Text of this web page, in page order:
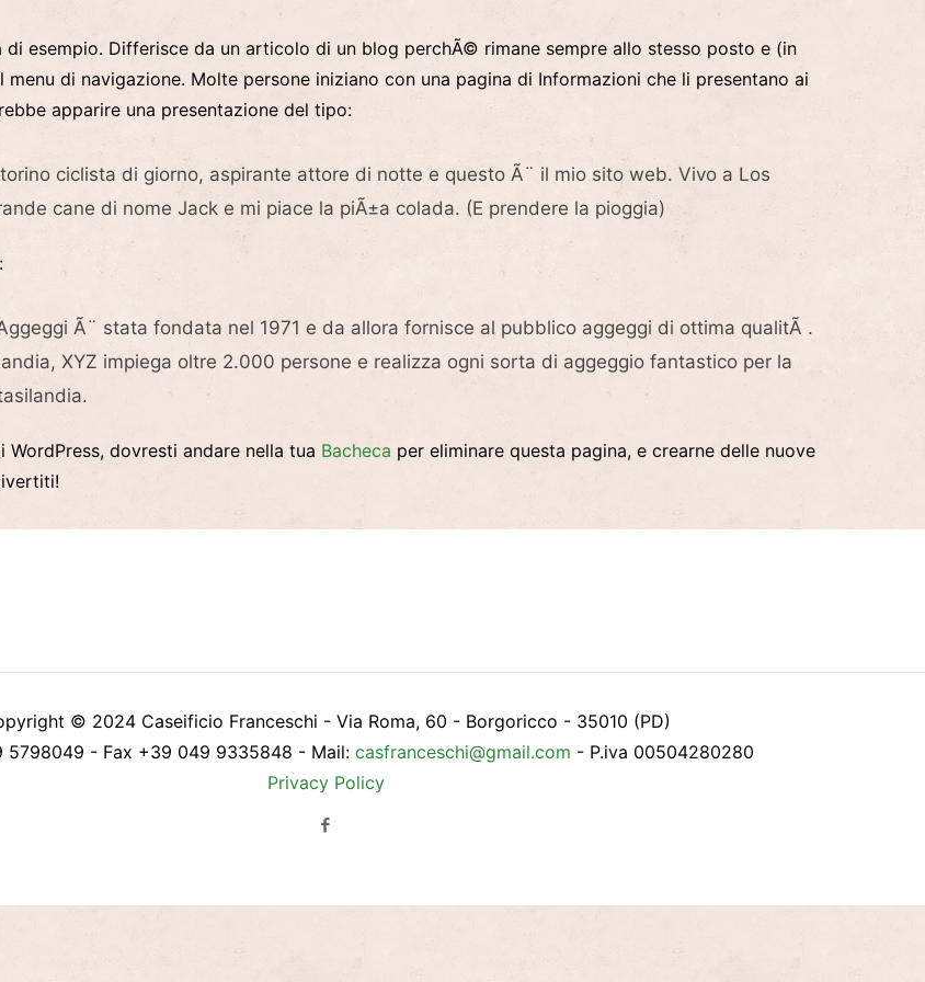
di esempio. Differisce da un articolo di un blog perchÃ© rimane sempre allo stesso posto e (in
di navigazione. Molte persone iniziano con una pagina di Informazioni che li presentano ai
apparire una presentazione del tipo:
ciclista di giorno, aspirante attore di notte e questo Ã¨ il mio sito web. Vivo a Los
cane di nome Jack e mi piace la piÃ±a colada. (E prendere la pioggia)
Ã¨ stata fondata nel 1971 e da allora fornisce al pubblico aggeggi di ottima qualitÃ .
XYZ impiega oltre 2.000 persone e realizza ogni sorta di aggeggio fantastico per la
WordPress, dovresti andare nella tua Bacheca per eliminare questa pagina, e crearne delle nuove
© 2024 Caseificio Franceschi - Via Roma, 60 - Borgoricco - 35010 (PD)
5798049 - Fax +39 049 9335848 - Mail: casfranceschi@gmail.com - P.iva 00504280280
Privacy Policy